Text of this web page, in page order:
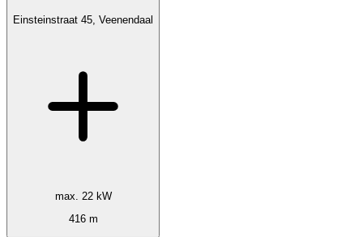
Einsteinstraat 45, Veenendaal
max. 22 kW
416 m